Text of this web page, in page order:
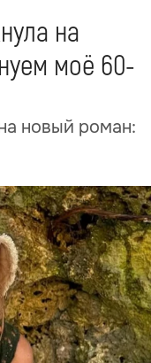
на
моё 60-
новый роман: